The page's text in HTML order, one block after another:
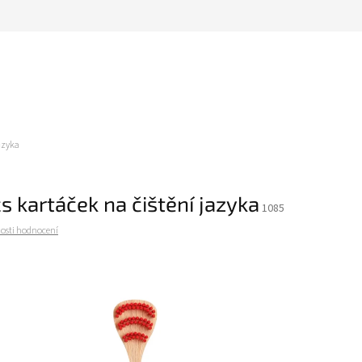
kartáček na čištění jazyka 1085
hodnocení